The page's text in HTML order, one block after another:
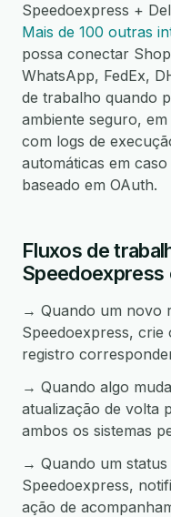
Speedoexpress +
Mais de 100 outras
possa conectar
WhatsApp, FedEx,
de trabalho quando
ambiente seguro,
com logs de
automáticas em
baseado em OAuth.
Fluxos de
Speedoexpress
→ Quando um novo
Speedoexpress, crie
registro
→ Quando algo
atualização de volta
ambos os sistemas
→ Quando um
Speedoexpress,
ação de